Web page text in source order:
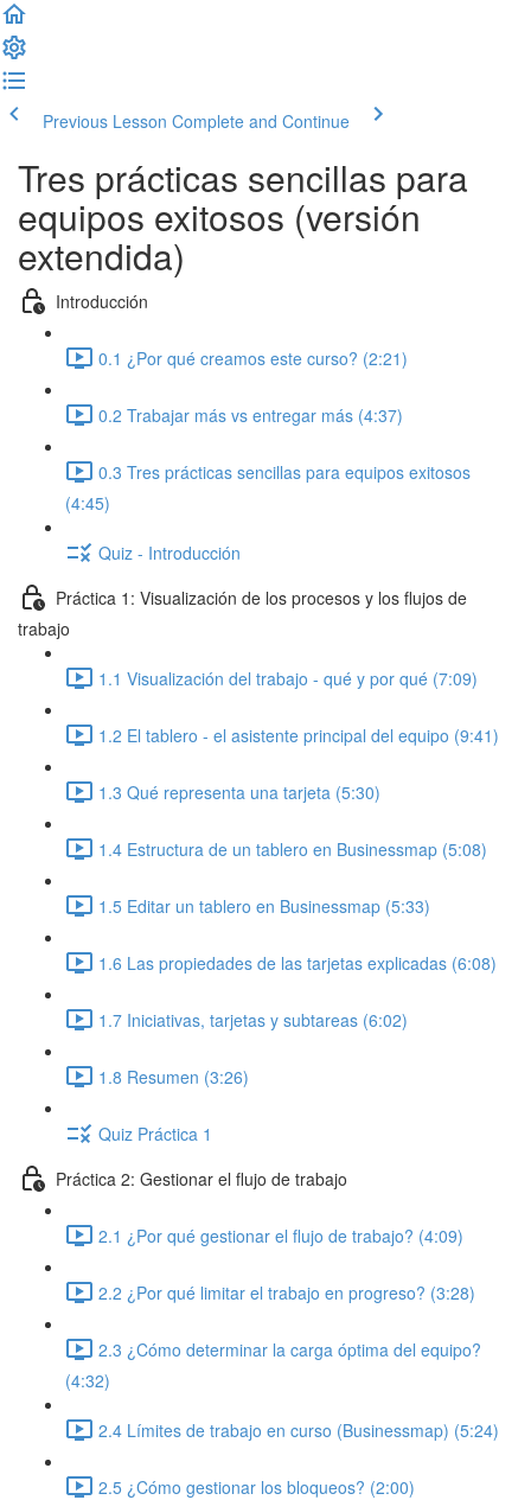
Previous Lesson Complete and Continue
Tres prácticas sencillas para
equipos exitosos (versión
extendida)
Introducción
0.1 ¿Por qué creamos este curso? (2:21)
0.2 Trabajar más vs entregar más (4:37)
0.3 Tres prácticas sencillas para equipos exitosos
(4:45)
Quiz - Introducción
Práctica 1: Visualización de los procesos y los flujos de
trabajo
1.1 Visualización del trabajo - qué y por qué (7:09)
1.2 El tablero - el asistente principal del equipo (9:41)
1.3 Qué representa una tarjeta (5:30)
1.4 Estructura de un tablero en Businessmap (5:08)
1.5 Editar un tablero en Businessmap (5:33)
1.6 Las propiedades de las tarjetas explicadas (6:08)
1.7 Iniciativas, tarjetas y subtareas (6:02)
1.8 Resumen (3:26)
Quiz Práctica 1
Práctica 2: Gestionar el flujo de trabajo
2.1 ¿Por qué gestionar el flujo de trabajo? (4:09)
2.2 ¿Por qué limitar el trabajo en progreso? (3:28)
2.3 ¿Cómo determinar la carga óptima del equipo?
(4:32)
2.4 Límites de trabajo en curso (Businessmap) (5:24)
2.5 ¿Cómo gestionar los bloqueos? (2:00)